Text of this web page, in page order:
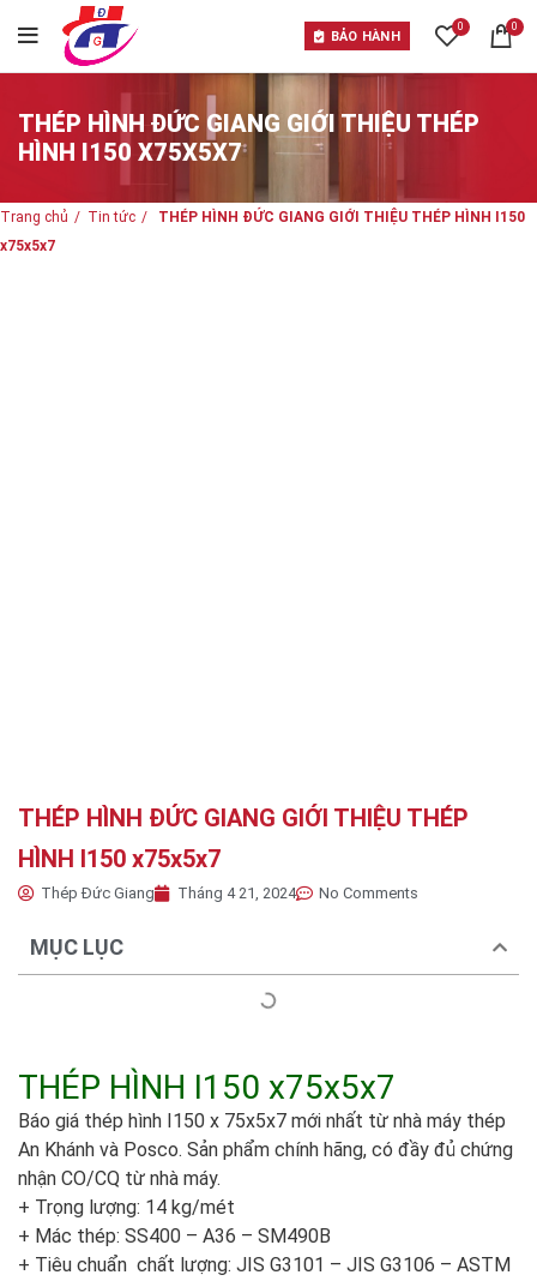
BẢO HÀNH
0 0
THÉP HÌNH ĐỨC GIANG GIỚI THIỆU THÉP
HÌNH I150 X75X5X7
Trang chủ Tin tức
THÉP HÌNH ĐỨC GIANG GIỚI THIỆU THÉP HÌNH I150
x75x5x7
THÉP HÌNH ĐỨC GIANG GIỚI THIỆU THÉP
HÌNH I150 x75x5x7
Thép Đức Giang Tháng 4 21, 2024 No Comments
MỤC LỤC
THÉP HÌNH I150 x75x5x7
Báo giá thép hình I150 x 75x5x7 mới nhất từ nhà máy thép
An Khánh và Posco. Sản phẩm chính hãng, có đầy đủ chứng
nhận CO/CQ từ nhà máy.
+ Trọng lượng: 14 kg/mét
+ Mác thép: SS400 – A36 – SM490B
+ Tiêu chuẩn chất lượng: JIS G3101 – JIS G3106 – ASTM